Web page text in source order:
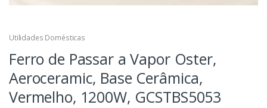
Utilidades Domésticas
Ferro de Passar a Vapor Oster,
Aeroceramic, Base Cerâmica,
Vermelho, 1200W, GCSTBS5053